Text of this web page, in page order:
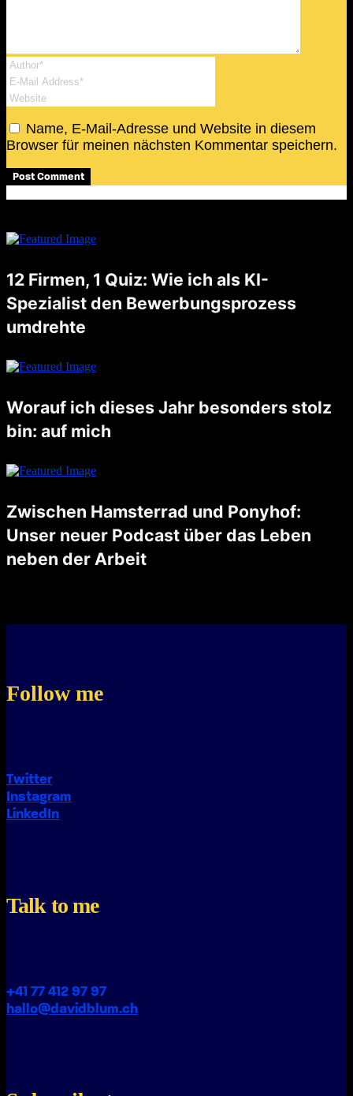
Name, E-Mail-Adresse und Website in diesem
Browser für meinen nächsten Kommentar speichern.
12 Firmen, 1 Quiz: Wie ich als KI-
Spezialist den Bewerbungsprozess
umdrehte
Noch nicht lange her, da schrieb ich einen Blogpost, worauf ich besonders stolz bin. Unter anderem schrieb ich auch darüber, dass ich letzten August eine Stelle als AI Artist angetreten habe. Nun, die Zeiten …
Worauf ich dieses Jahr besonders stolz
bin: auf mich
Dieses Jahr habe ich gelernt, für meine Bedürfnisse einzustehen und schwierige Entscheidungen zu treffen. Ich bin stolz darauf, dass ich eine faire Lösung in meiner Trennung gefunden habe, die mir Klarheit und einen neuen …
Zwischen Hamsterrad und Ponyhof:
Unser neuer Podcast über das Leben
neben der Arbeit
Follow me
Twitter
Instagram
LinkedIn
Talk to me
+41 77 412 97 97
hallo@davidblum.ch